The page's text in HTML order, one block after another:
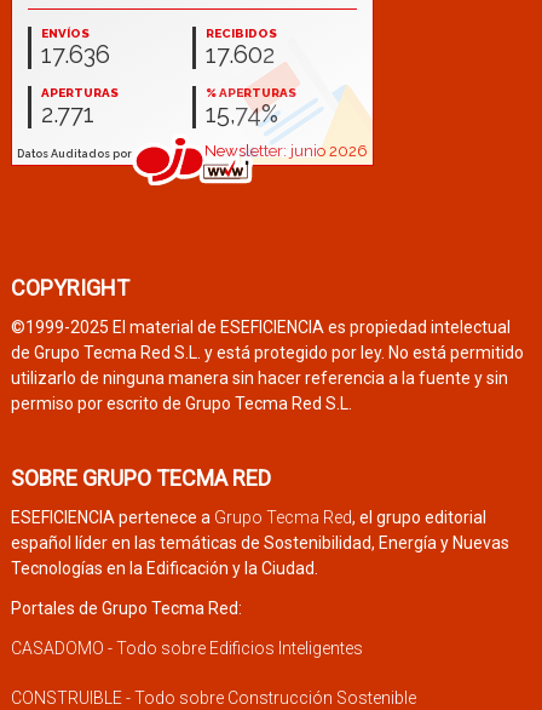
COPYRIGHT
©1999-2025 El material de ESEFICIENCIA es propiedad intelectual
de Grupo Tecma Red S.L. y está protegido por ley. No está permitido
utilizarlo de ninguna manera sin hacer referencia a la fuente y sin
permiso por escrito de Grupo Tecma Red S.L.
SOBRE GRUPO TECMA RED
ESEFICIENCIA pertenece a Grupo Tecma Red, el grupo editorial
español líder en las temáticas de Sostenibilidad, Energía y Nuevas
Tecnologías en la Edificación y la Ciudad.
Portales de Grupo Tecma Red:
CASADOMO - Todo sobre Edificios Inteligentes
CONSTRUIBLE - Todo sobre Construcción Sostenible